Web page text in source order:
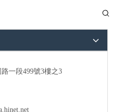
一段499號3樓之3